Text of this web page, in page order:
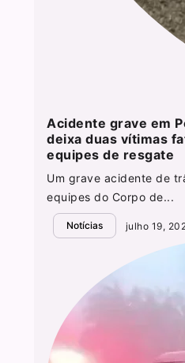
Acidente grave em
deixa duas vítimas
equipes de resgate
Um grave acidente de
equipes do Corpo de...
Notícias julho 19,